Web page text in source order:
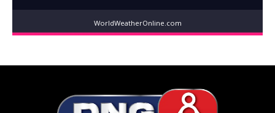
WorldWeatherOnline.com